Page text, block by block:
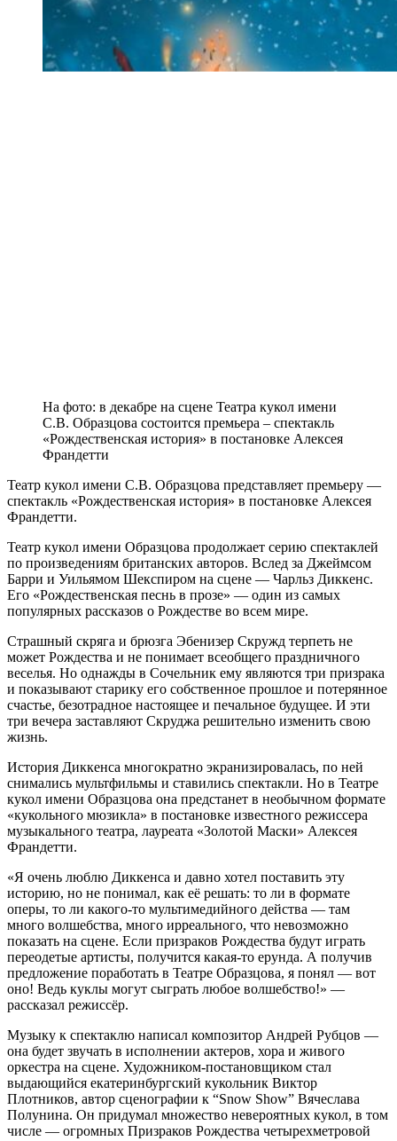
На фото: в декабре на сцене Театра кукол имени
С.В. Образцова состоится премьера – спектакль
«Рождественская история» в постановке Алексея
Франдетти
Театр кукол имени С.В. Образцова представляет премьеру —
спектакль «Рождественская история» в постановке Алексея
Франдетти.
Театр кукол имени Образцова продолжает серию спектаклей
по произведениям британских авторов. Вслед за Джеймсом
Барри и Уильямом Шекспиром на сцене — Чарльз Диккенс.
Его «Рождественская песнь в прозе» — один из самых
популярных рассказов о Рождестве во всем мире.
Страшный скряга и брюзга Эбенизер Скружд терпеть не
может Рождества и не понимает всеобщего праздничного
веселья. Но однажды в Сочельник ему являются три призрака
и показывают старику его собственное прошлое и потерянное
счастье, безотрадное настоящее и печальное будущее. И эти
три вечера заставляют Скруджа решительно изменить свою
жизнь.
История Диккенса многократно экранизировалась, по ней
снимались мультфильмы и ставились спектакли. Но в Театре
кукол имени Образцова она предстанет в необычном формате
«кукольного мюзикла» в постановке известного режиссера
музыкального театра, лауреата «Золотой Маски» Алексея
Франдетти.
«Я очень люблю Диккенса и давно хотел поставить эту
историю, но не понимал, как её решать: то ли в формате
оперы, то ли какого-то мультимедийного действа — там
много волшебства, много ирреального, что невозможно
показать на сцене. Если призраков Рождества будут играть
переодетые артисты, получится какая-то ерунда. А получив
предложение поработать в Театре Образцова, я понял — вот
оно! Ведь куклы могут сыграть любое волшебство!» —
рассказал режиссёр.
Музыку к спектаклю написал композитор Андрей Рубцов —
она будет звучать в исполнении актеров, хора и живого
оркестра на сцене. Художником-постановщиком стал
выдающийся екатеринбургский кукольник Виктор
Плотников, автор сценографии к “Snow Show” Вячеслава
Полунина. Он придумал множество невероятных кукол, в том
числе — огромных Призраков Рождества четырехметровой